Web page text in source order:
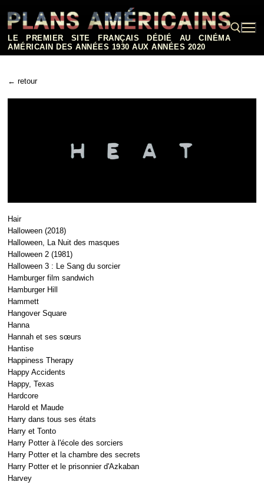
contenu
LE PREMIER SITE FRANÇAIS DÉDIÉ AU CINÉMA
AMÉRICAIN DES ANNÉES 1930 AUX ANNÉES 2020
← retour
Hair
Halloween (2018)
Halloween, La Nuit des masques
Halloween 2 (1981)
Halloween 3 : Le Sang du sorcier
Hamburger film sandwich
Hamburger Hill
Hammett
Hangover Square
Hanna
Hannah et ses sœurs
Hantise
Happiness Therapy
Happy Accidents
Happy, Texas
Hardcore
Harold et Maude
Harry dans tous ses états
Harry et Tonto
Harry Potter à l'école des sorciers
Harry Potter et la chambre des secrets
Harry Potter et le prisonnier d'Azkaban
Harvey